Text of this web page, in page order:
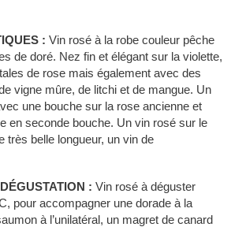
: Vin rosé à la robe couleur pêche
de doré. Nez fin et élégant sur la violette,
de rose mais également avec des
vigne mûre, de litchi et de mangue. Un
une bouche sur la rose ancienne et
en seconde bouche. Un vin rosé sur le
très belle longueur, un vin de
: Vin rosé à déguster
pour accompagner une dorade à la
à l’unilatéral, un magret de canard